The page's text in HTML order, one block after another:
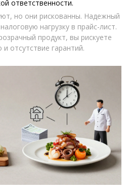
ответственности.
но они рискованны. Надежный
нагрузку в прайс-лист.
продукт, вы рискуете
отсутствие гарантий.